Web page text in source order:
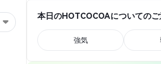
本日のHOTCOCOAについてのご
強気